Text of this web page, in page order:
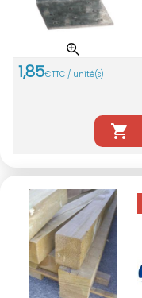
1,85€TTC / unité(s)